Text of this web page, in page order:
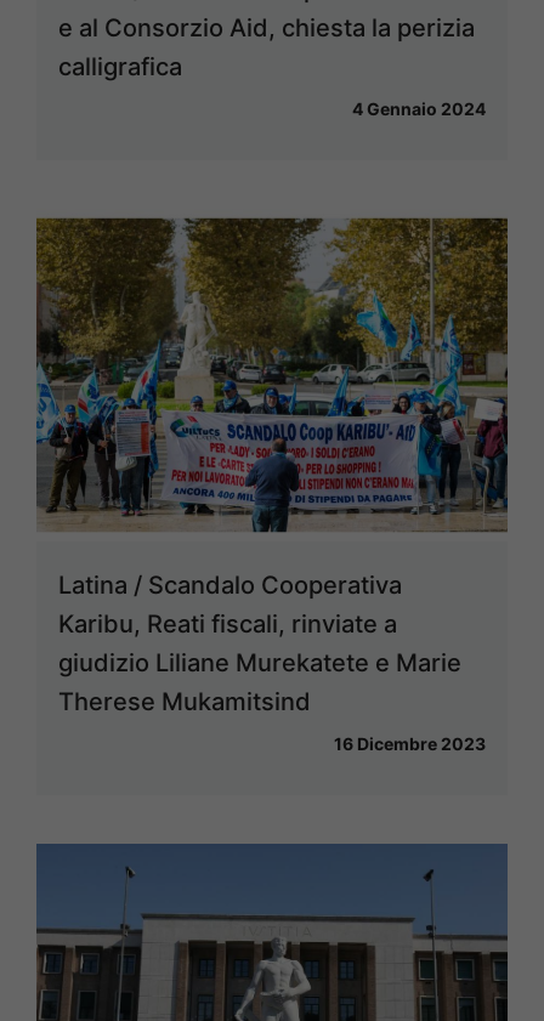
e al Consorzio Aid, chiesta la perizia
calligrafica
4 Gennaio 2024
Latina / Scandalo Cooperativa
Karibu, Reati fiscali, rinviate a
giudizio Liliane Murekatete e Marie
Therese Mukamitsind
16 Dicembre 2023